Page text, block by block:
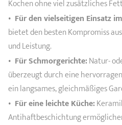
Kochen ohne viel zusätzliches
Für den vielseitigen Einsatz
bietet den besten Kompromiss
und Leistung.
Für Schmorgerichte:Natur-
überzeugt durch eine
ein langsames, gleichmäßiges
Für eine leichte Küche:
Antihaftbeschichtung